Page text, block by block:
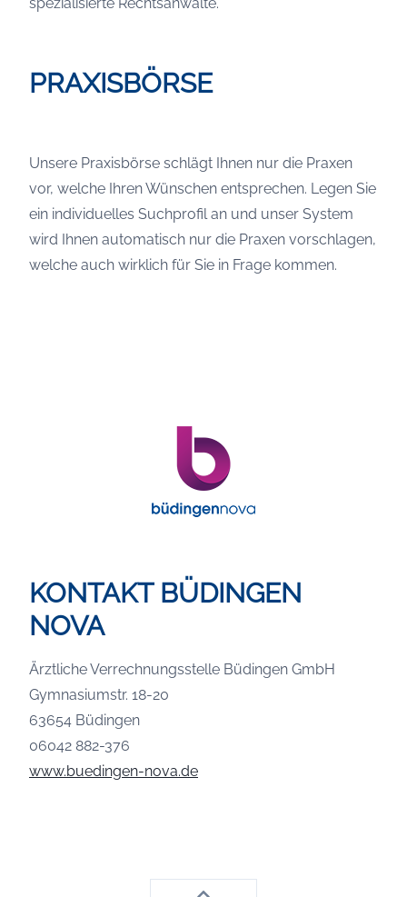
PRAXISBÖRSE
Unsere Praxisbörse schlägt Ihnen nur die Praxen
vor, welche Ihren Wünschen entsprechen. Legen Sie
ein individuelles Suchprofil an und unser System
wird Ihnen automatisch nur die Praxen vorschlagen,
welche auch wirklich für Sie in Frage kommen.
KONTAKT BÜDINGEN
NOVA
Ärztliche Verrechnungsstelle Büdingen GmbH
Gymnasiumstr. 18-20
63654 Büdingen
06042 882-376
www.buedingen-nova.de